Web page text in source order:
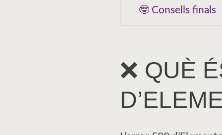
🤓 Consells finals
❌ QUÈ